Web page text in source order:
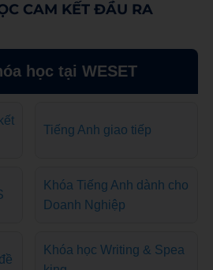
CAM KẾT ĐẦU RA
học tại WESET
Tiếng Anh giao tiếp
Khóa Tiếng Anh dành cho
Doanh Nghiệp
Khóa học Writing & Spea